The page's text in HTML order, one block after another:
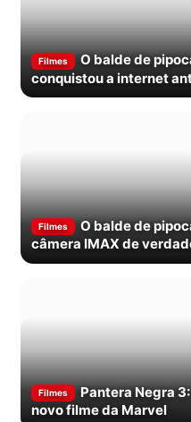
Filmes
O balde de
conquistou a internet
cinemas
Filmes
O balde de
câmera IMAX de
Filmes
Pantera Negra
novo filme da Marvel